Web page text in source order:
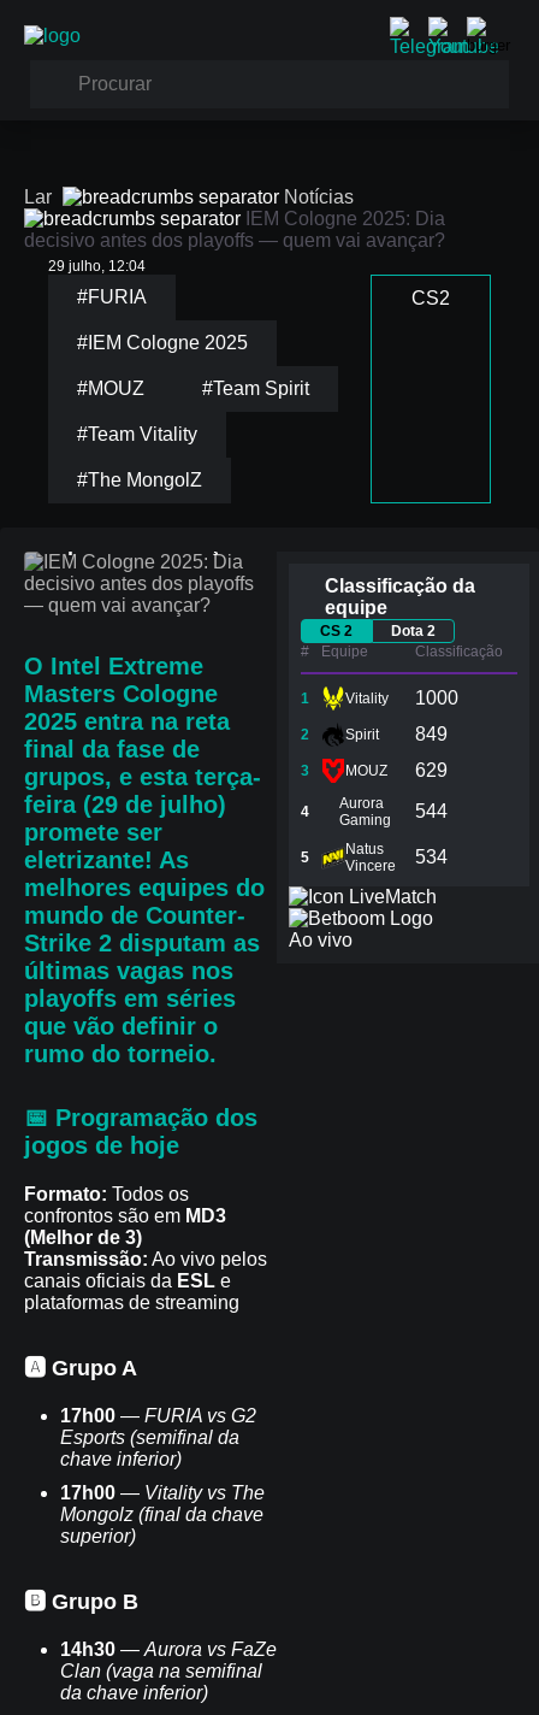
Lar
Notícias
IEM Cologne 2025: Dia
decisivo antes dos playoffs — quem vai avançar?
29 julho, 12:04
#FURIA
#IEM Cologne 2025
#MOUZ #Team Spirit
#Team Vitality
#The MongolZ
CS2
IEM Cologne 2025:
Dia decisivo antes
O Intel Extreme
Masters Cologne
2025 entra na reta
final da fase de
grupos, e esta terça-
feira (29 de julho)
promete ser
eletrizante! As
melhores equipes do
mundo de Counter-
Strike 2 disputam as
últimas vagas nos
playoffs em séries
que vão definir o
rumo do torneio.
📅 Programação dos
jogos de hoje
Formato: Todos os
confrontos são em MD3
(Melhor de 3)
Transmissão: Ao vivo pelos
canais oficiais da ESL e
plataformas de streaming
🅰️ Grupo A
17h00 — FURIA vs G2
Esports (semifinal da
chave inferior)
17h00 — Vitality vs The
Mongolz (final da chave
superior)
🅱️ Grupo B
14h30 — Aurora vs FaZe
Clan (vaga na semifinal
da chave inferior)
Classificação da
equipe
CS 2
Dota 2
#
Equipe Сlassificação
1 Vitality 1000
2 Spirit 849
3 MOUZ 629
4
Aurora
Gaming
544
5
Natus
Vincere
534
Match
Ao vivo